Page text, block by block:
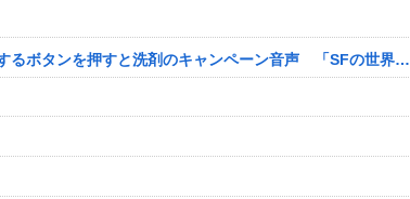
シャープの洗濯機が「広告をしゃべる」ようになり物議、点滅するボタンを押すと洗剤のキャンペーン音声 「SFの世界だ」 [朝一から閉店までφ★]